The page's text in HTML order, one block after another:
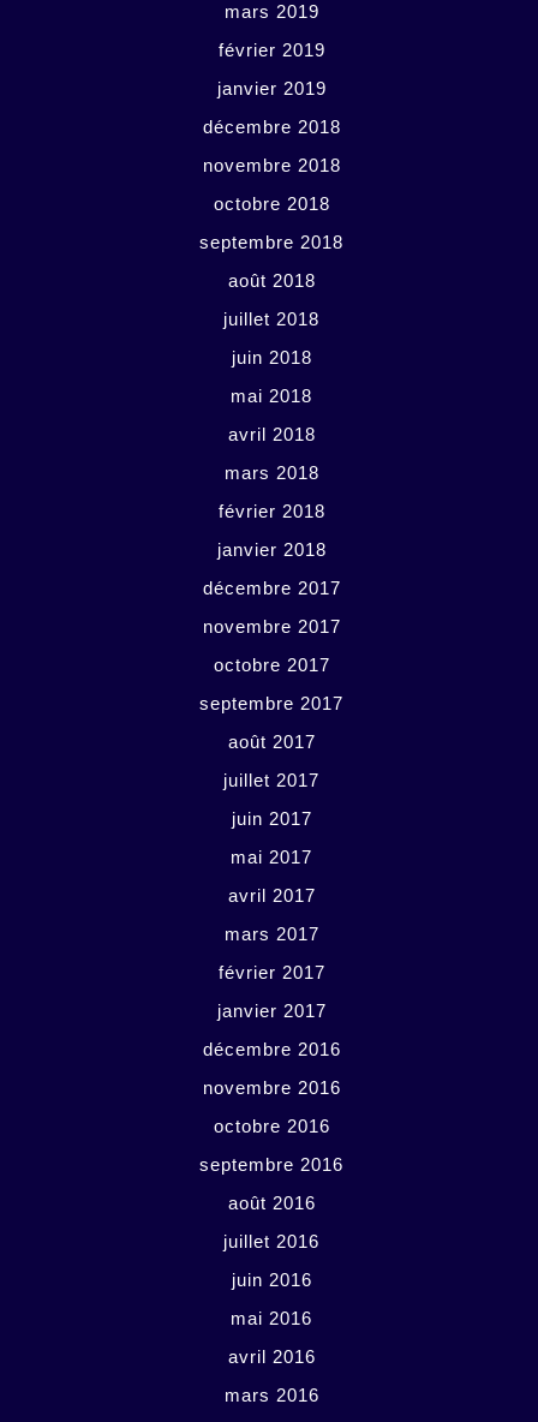
mars 2019
février 2019
janvier 2019
décembre 2018
novembre 2018
octobre 2018
septembre 2018
août 2018
juillet 2018
juin 2018
mai 2018
avril 2018
mars 2018
février 2018
janvier 2018
décembre 2017
novembre 2017
octobre 2017
septembre 2017
août 2017
juillet 2017
juin 2017
mai 2017
avril 2017
mars 2017
février 2017
janvier 2017
décembre 2016
novembre 2016
octobre 2016
septembre 2016
août 2016
juillet 2016
juin 2016
mai 2016
avril 2016
mars 2016